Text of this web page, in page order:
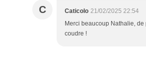
C Caticolo 21/02/2025 22:54
Merci beaucoup Nathalie, de
coudre !